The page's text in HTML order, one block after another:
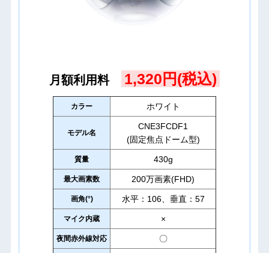
月額利用料 1,320円(税込)
カラー ホワイト
モデル名
CNE3FCDF1
(固定焦点ドーム型)
質量 430g
最大画素数 200万画素(FHD)
画角(°) 水平：106、垂直：57
マイク内蔵 ×
夜間赤外線対応 〇